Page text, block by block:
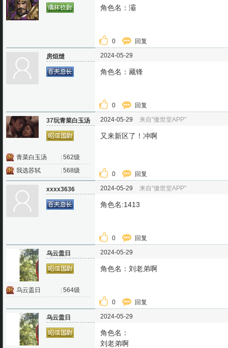
角色名：灞
0 回复
房烜燵 2024-05-29
角色名：藏锋
0 回复
37玩青菜白玉汤
青菜白玉汤
562级
我选苏轼
568级
2024-05-29 来自"傲世堂APP"
又来新区了！冲啊
0 回复
xxxx3636 2024-05-29 来自"傲世堂APP"
角色名:1413
0 回复
乌云盖日
乌云盖日 564级
2024-05-29
角色名：刘老弟啊
0 回复
乌云盖日 2024-05-29
角色名：
刘老弟啊